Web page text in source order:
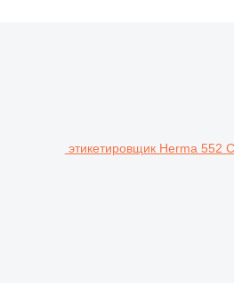
этикетировщик Herma 552